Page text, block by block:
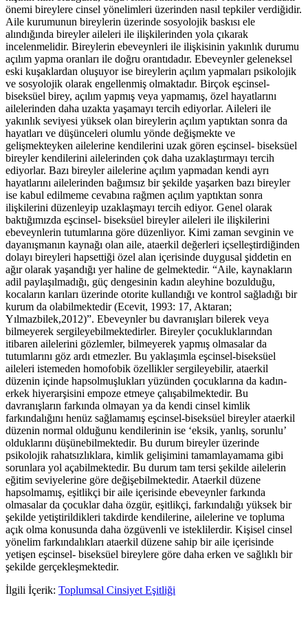
önemi bireylere cinsel yönelimleri üzerinden nasıl tepkiler verdiğidir.
Aile kurumunun bireylerin üzerinde sosyolojik baskısı ele
alındığında bireyler aileleri ile ilişkilerinden yola çıkarak
incelenmelidir. Bireylerin ebeveynleri ile ilişkisinin yakınlık durumu
açılım yapma oranları ile doğru orantıdadır. Ebeveynler geleneksel
eski kuşaklardan oluşuyor ise bireylerin açılım yapmaları psikolojik
ve sosyolojik olarak engellenmiş olmaktadır. Birçok eşcinsel-
biseksüel birey, açılım yapmış veya yapmamış, özel hayatlarını
ailelerinden daha uzakta yaşamayı tercih ediyorlar. Aileleri ile
yakınlık seviyesi yüksek olan bireylerin açılım yaptıktan sonra da
hayatları ve düşünceleri olumlu yönde değişmekte ve
gelişmekteyken ailelerine kendilerini uzak gören eşcinsel- biseksüel
bireyler kendilerini ailelerinden çok daha uzaklaştırmayı tercih
ediyorlar. Bazı bireyler ailelerine açılım yapmadan kendi ayrı
hayatlarını ailelerinden bağımsız bir şekilde yaşarken bazı bireyler
ise kabul edilmeme cevabına rağmen açılım yaptıktan sonra
ilişkilerini düzenleyip uzaklaşmayı tercih ediyor. Genel olarak
baktığımızda eşcinsel- biseksüel bireyler aileleri ile ilişkilerini
ebeveynlerin tutumlarına göre düzenliyor. Kimi zaman sevginin ve
dayanışmanın kaynağı olan aile, ataerkil değerleri içselleştirdiğinden
dolayı bireyleri hapsettiği özel alan içerisinde duygusal şiddetin en
ağır olarak yaşandığı yer haline de gelmektedir. “Aile, kaynakların
adil paylaşılmadığı, güç dengesinin kadın aleyhine bozulduğu,
kocaların karıları üzerinde otorite kullandığı ve kontrol sağladığı bir
kurum da olabilmektedir (Ecevit, 1993: 17, Aktaran;
Yılmazbilek,2012)”. Ebeveynler bu davranışları bilerek veya
bilmeyerek sergileyebilmektedirler. Bireyler çocukluklarından
itibaren ailelerini gözlemler, bilmeyerek yapmış olmasalar da
tutumlarını göz ardı etmezler. Bu yaklaşımla eşcinsel-biseksüel
aileleri istemeden homofobik özellikler sergileyebilir, ataerkil
düzenin içinde hapsolmuşlukları yüzünden çocuklarına da kadın-
erkek hiyerarşisini empoze etmeye çalışabilmektedir. Bu
davranışların farkında olmayan ya da kendi cinsel kimlik
farkındalığını henüz sağlamamış eşcinsel-biseksüel bireyler ataerkil
düzenin normal olduğunu kendilerinin ise ‘eksik, yanlış, sorunlu’
olduklarını düşünebilmektedir. Bu durum bireyler üzerinde
psikolojik rahatsızlıklara, kimlik gelişimini tamamlayamama gibi
sorunlara yol açabilmektedir. Bu durum tam tersi şekilde ailelerin
eğitim seviyelerine göre değişebilmektedir. Ataerkil düzene
hapsolmamış, eşitlikçi bir aile içerisinde ebeveynler farkında
olmasalar da çocuklar daha özgür, eşitlikçi, farkındalığı yüksek bir
şekilde yetiştirildikleri takdirde kendilerine, ailelerine ve topluma
açık olma konusunda daha özgüvenli ve isteklilerdir. Kişisel cinsel
yönelim farkındalıkları ataerkil düzene sahip bir aile içerisinde
yetişen eşcinsel- biseksüel bireylere göre daha erken ve sağlıklı bir
şekilde gerçekleşmektedir.
İlgili İçerik: Toplumsal Cinsiyet Eşitliği